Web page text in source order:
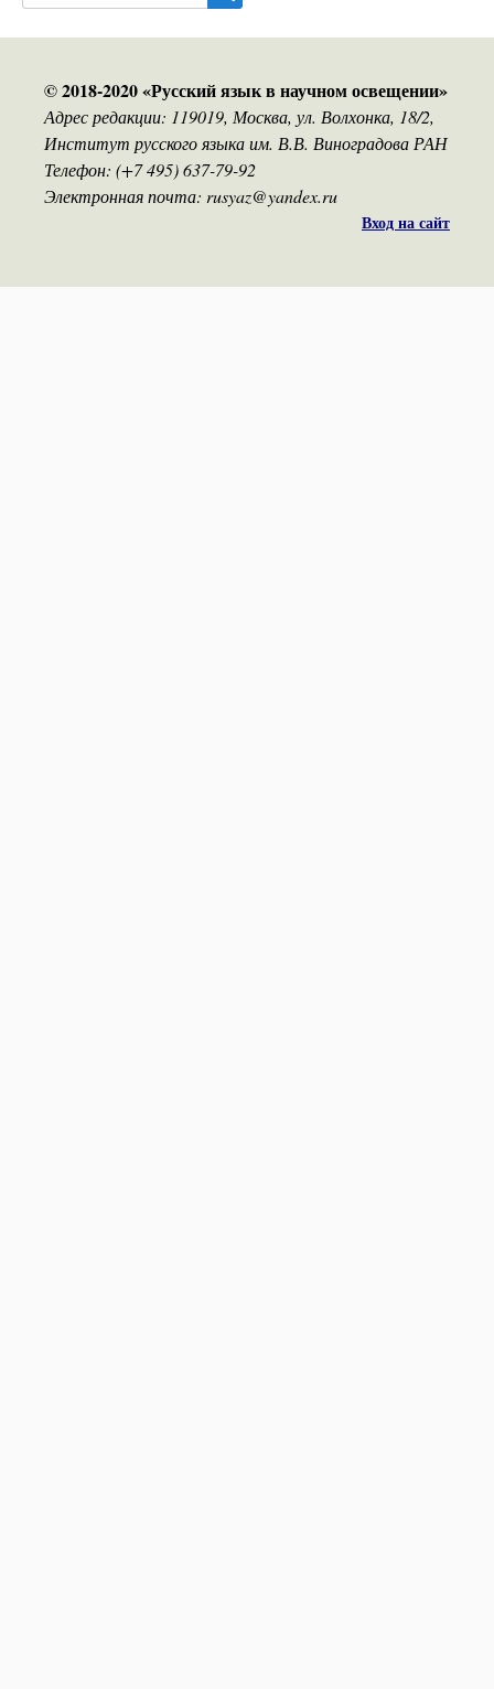
© 2018-2020 «Русский язык в научном освещении»
Адрес редакции: 119019, Москва, ул. Волхонка, 18/2,
Институт русского языка им. В.В. Виноградова РАН
Телефон: (+7 495) 637-79-92
Электронная почта: rusyaz@yandex.ru
Вход на сайт